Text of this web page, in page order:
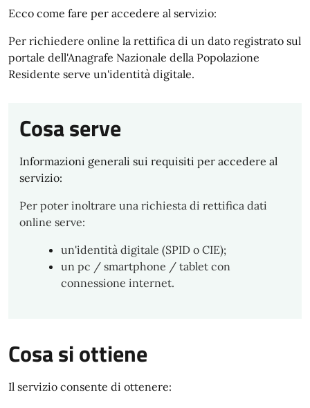
Ecco come fare per accedere al servizio:
Per richiedere online la rettifica di un dato registrato sul
portale dell'Anagrafe Nazionale della Popolazione
Residente serve un'identità digitale.
Cosa serve
Informazioni generali sui requisiti per accedere al
servizio:
Per poter inoltrare una richiesta di rettifica dati
online serve:
un'identità digitale (SPID o CIE);
un pc / smartphone / tablet con
connessione internet.
Cosa si ottiene
Il servizio consente di ottenere: